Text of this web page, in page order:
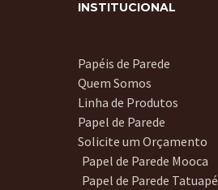
INSTITUCIONAL
Papéis de Parede
Quem Somos
Linha de Produtos
Papel de Parede
Solicite um Orçamento
Papel de Parede Mooca
Papel de Parede Tatuapé